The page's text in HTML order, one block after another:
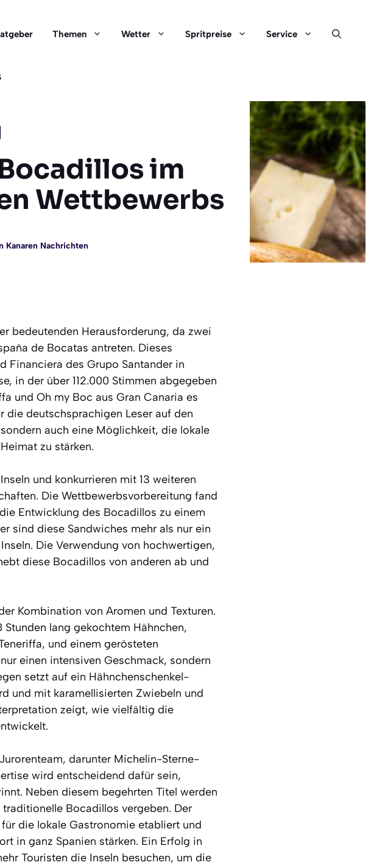
Themen Wetter Spritpreise Service
im
Wettbewerbs
Kanaren Nachrichten
bedeutenden Herausforderung, da zwei
de Bocatas antreten. Dieses
Financiera des Grupo Santander in
in der über 112.000 Stimmen abgegeben
und Oh my Boc aus Gran Canaria es
die deutschsprachigen Leser auf den
auch eine Möglichkeit, die lokale
zu stärken.
und konkurrieren mit 13 weiteren
Die Wettbewerbsvorbereitung fand
Entwicklung des Bocadillos zu einem
sind diese Sandwiches mehr als nur ein
Die Verwendung von hochwertigen,
diese Bocadillos von anderen ab und
Kombination von Aromen und Texturen.
lang gekochtem Hähnchen,
und einem gerösteten
einen intensiven Geschmack, sondern
setzt auf ein Hähnchenschenkel-
und mit karamellisierten Zwiebeln und
zeigt, wie vielfältig die
darunter Michelin-Sterne-
wird entscheidend dafür sein,
Neben diesem begehrten Titel werden
Bocadillos vergeben. Der
die lokale Gastronomie etabliert und
in ganz Spanien stärken. Ein Erfolg in
Touristen die Inseln besuchen, um die